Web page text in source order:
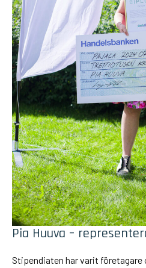
Pia Huuva –
Stipendiaten har varit företagare